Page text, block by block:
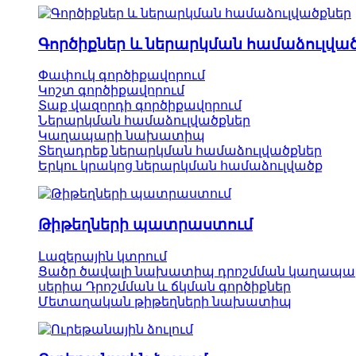
Գործիքներ և ներարկման
Փափուկ գործիքավորում
Կոշտ գործիքավորում
Տաք վազորդի գործիքավորում
Ներարկման համաձուլվածքներ
Կաղապարի նախատիպ
Տեղադրեք ներարկման համաձուլվածքներ
Երկու կրակոց ներարկման համաձուլվածք
Թիթեղների պատրաստում
Լազերային կտրում
Ցածր ծավալի նախատիպ դրոշմման
սերիա Դրոշմման և ճկման գործիքներ
Մետաղական թիթեղների նախատիպ